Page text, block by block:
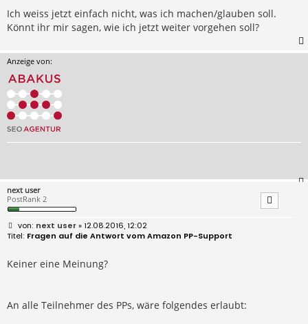
Ich weiss jetzt einfach nicht, was ich machen/glauben soll.
Könnt ihr mir sagen, wie ich jetzt weiter vorgehen soll?
Anzeige von:
next user
PostRank 2
B
e
r
a
next user» 12.08.2016, 12:02
Fragen auf die Antwort vom Amazon PP-Support
Keiner eine Meinung?
An alle Teilnehmer des PPs, wäre folgendes erlaubt: